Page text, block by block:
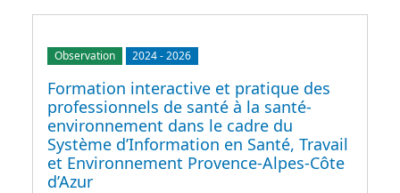
Observation 2024-2026
Formation interactive et pratique des
professionnels de santé à la santé-
environnement dans le cadre du
Système d’Information en Santé, Travail
et Environnement Provence-Alpes-Côte
d’Azur